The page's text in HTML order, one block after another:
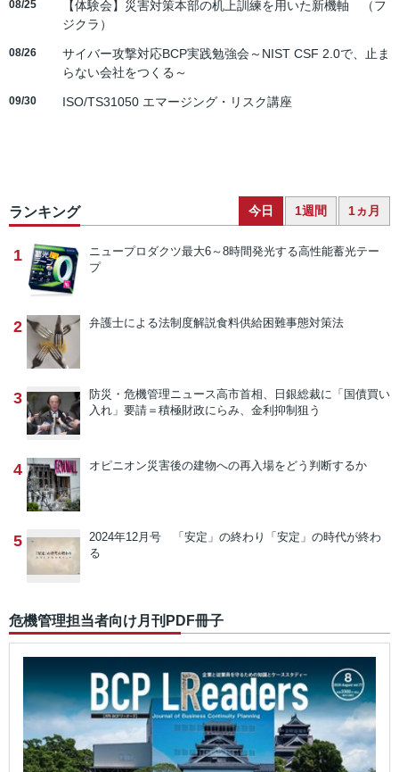
08/25
【体験会】災害対策本部の机上訓練を用いた新機軸 （フ
ジクラ）
08/26
サイバー攻撃対応BCP実践勉強会～NIST CSF 2.0で、止ま
らない会社をつくる～
09/30 ISO/TS31050 エマージング・リスク講座
ランキング 今日 1週間 1ヵ月
1 ニュープロダクツ最大6～8時間発光する高性能蓄光テー
プ
2 弁護士による法制度解説食料供給困難事態対策法
3 防災・危機管理ニュース高市首相、日銀総裁に「国債買い
入れ」要請＝積極財政にらみ、金利抑制狙う
4 オピニオン災害後の建物への再入場をどう判断するか
5 2024年12月号 「安定」の終わり
「安定」の時代が終わ
る
危機管理担当者向け月刊PDF冊子